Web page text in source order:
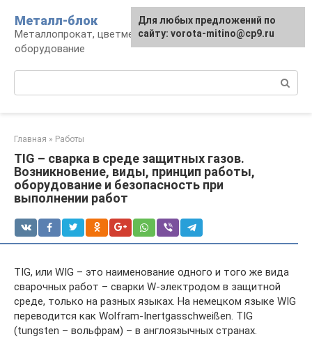
контенту
Металл-блок
Металлопрокат, цветмет, обработка и
оборудование
Главная » Работы
TIG – сварка в среде защитных газов.
Возникновение, виды, принцип работы,
оборудование и безопасность при
выполнении работ
TIG, или WIG – это наименование одного и того же вида
сварочных работ – сварки W-электродом в защитной
среде, только на разных языках. На немецком языке WIG
переводится как Wolfram-Inertgasschweißen. TIG
(tungsten – вольфрам) – в англоязычных странах.
Для любых предложений по
сайту: vorota-mitino@cp9.ru